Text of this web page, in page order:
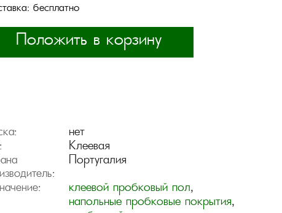
бесплатно
Положить в корзину
нет
Клеевая
Португалия
клеевой пробковый пол,
напольные пробковые покрытия,